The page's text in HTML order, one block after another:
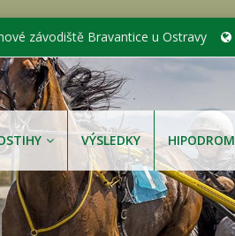
závodiště Bravantice u Ostravy
VÝSLEDKY HIPODROM